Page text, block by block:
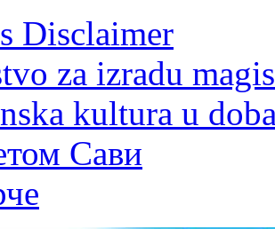
Disclaimer
za izradu
kultura u
Сави